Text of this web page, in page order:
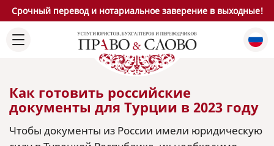
Срочный перевод и нотариальное заверение в выходные!
Как готовить российские
документы для Турции в 2023 году
Чтобы документы из России имели юридическую